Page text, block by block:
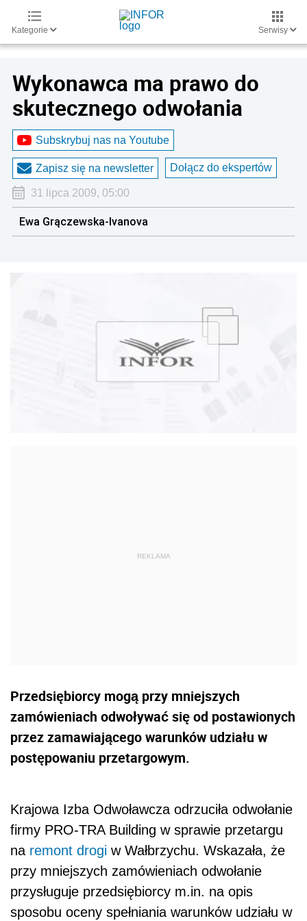
Kategorie Serwisy
Wykonawca ma prawo do
skutecznego odwołania
Subskrybuj nas na Youtube
Zapisz się na newsletter Dołącz do ekspertów
31 lipca 2009, 05:00
Ewa Grączewska-Ivanova
Przedsiębiorcy mogą przy mniejszych
zamówieniach odwoływać się od postawionych
przez zamawiającego warunków udziału w
postępowaniu przetargowym.
Krajowa Izba Odwoławcza odrzuciła odwołanie
firmy PRO-TRA Building w sprawie przetargu
na remont drogi w Wałbrzychu. Wskazała, że
przy mniejszych zamówieniach odwołanie
przysługuje przedsiębiorcy m.in. na opis
sposobu oceny spełniania warunków udziału w